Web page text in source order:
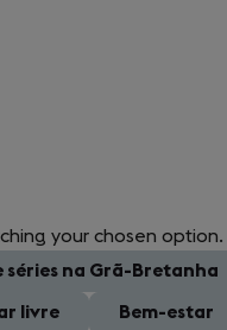
your chosen option.
séries na Grã-Bretanha
livre Bem-estar